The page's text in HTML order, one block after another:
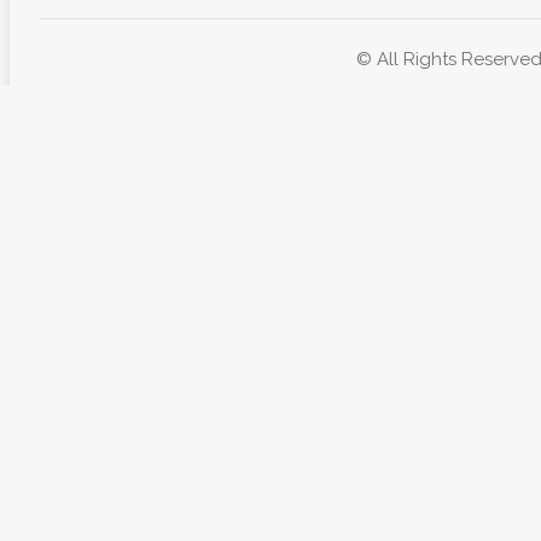
© All Rights